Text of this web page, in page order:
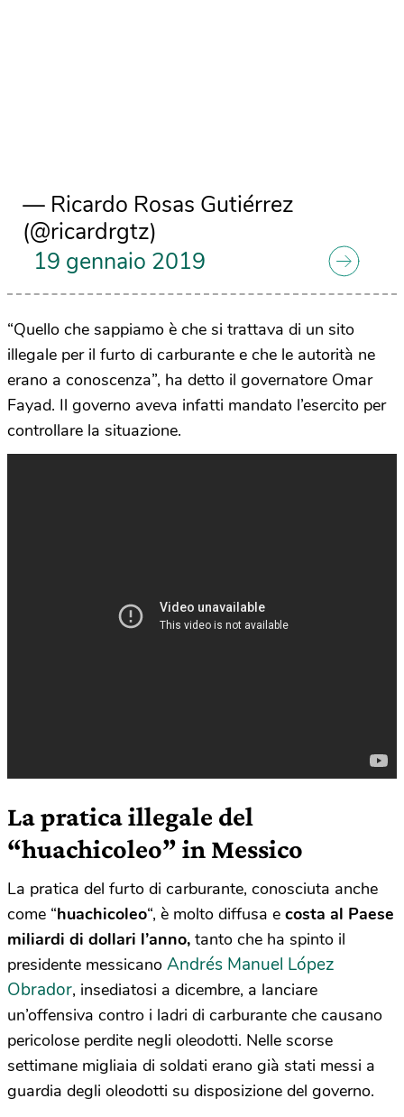
— Ricardo Rosas Gutiérrez
(@ricardrgtz)
19 gennaio 2019
“Quello che sappiamo è che si trattava di un sito
illegale per il furto di carburante e che le autorità ne
erano a conoscenza”, ha detto il governatore Omar
Fayad. Il governo aveva infatti mandato l’esercito per
controllare la situazione.
La pratica illegale del
“huachicoleo” in Messico
La pratica del furto di carburante, conosciuta anche
come “huachicoleo“, è molto diffusa e costa al Paese
miliardi di dollari l’anno, tanto che ha spinto il
presidente messicano Andrés Manuel López
Obrador, insediatosi a dicembre, a lanciare
un’offensiva contro i ladri di carburante che causano
pericolose perdite negli oleodotti. Nelle scorse
settimane migliaia di soldati erano già stati messi a
guardia degli oleodotti su disposizione del governo.